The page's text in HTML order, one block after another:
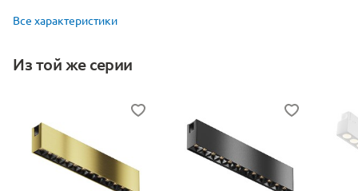
Все характеристики
Из той же серии